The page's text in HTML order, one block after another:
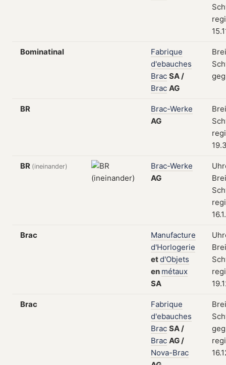
Bominatinal
Fabrique
d'ebauches
Brac SA/
Brac AG
BR
Brac-Werke
AG
BR (ineinander)
Brac-Werke
AG
Brac
Manufacture
d'Horlogerie
etd'Objets
en métaux
SA
Brac
Fabrique
d'ebauches
Brac SA/
Brac AG/
Nova-Brac